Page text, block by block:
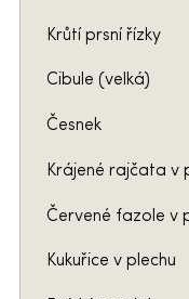
Krůtí prsní řízky
Cibule (velká)
Česnek
Krájené rajčata v
Červené fazole v
Kukuřice v plechu